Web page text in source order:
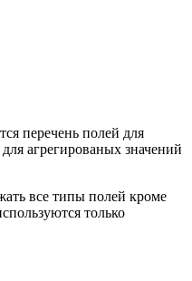
перечень полей для
агрегированых значений
все типы полей кроме
только